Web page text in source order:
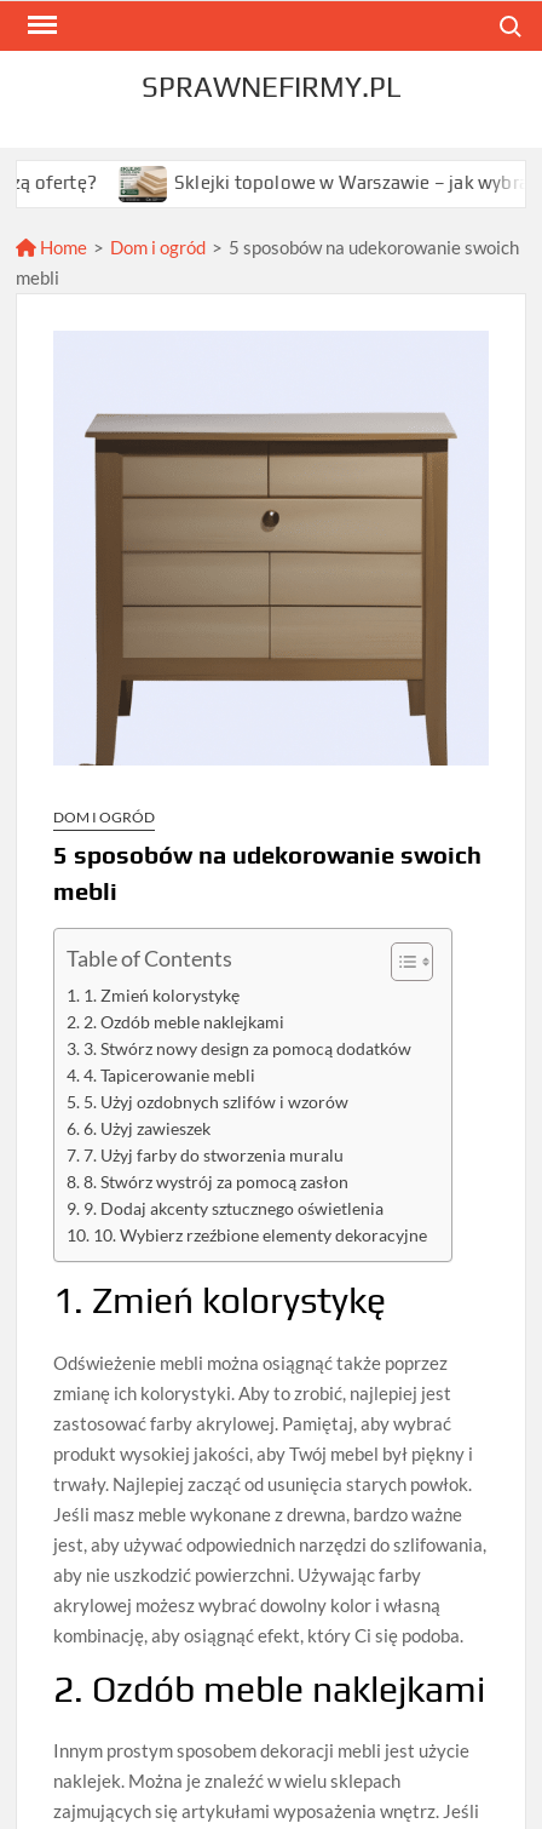
Skip
SPRAWNEFIRMY.PL
Sklejki topolowe w Warszawie – jak wybrać najlepszą
Home > Dom i ogród > 5 sposobów na udekorowanie swoich
mebli
DOM I OGRÓD
5 sposobów na udekorowanie swoich
mebli
Table of Contents
1. Zmień kolorystykę
2. Ozdób meble naklejkami
3. Stwórz nowy design za pomocą dodatków
4. Tapicerowanie mebli
5. Użyj ozdobnych szlifów i wzorów
6. Użyj zawieszek
7. Użyj farby do stworzenia muralu
8. Stwórz wystrój za pomocą zasłon
9. Dodaj akcenty sztucznego oświetlenia
10. Wybierz rzeźbione elementy dekoracyjne
1. Zmień kolorystykę
Odświeżenie mebli można osiągnąć także poprzez
zmianę ich kolorystyki. Aby to zrobić, najlepiej jest
zastosować farby akrylowej. Pamiętaj, aby wybrać
produkt wysokiej jakości, aby Twój mebel był piękny i
trwały. Najlepiej zacząć od usunięcia starych powłok.
Jeśli masz meble wykonane z drewna, bardzo ważne
jest, aby używać odpowiednich narzędzi do szlifowania,
aby nie uszkodzić powierzchni. Używając farby
akrylowej możesz wybrać dowolny kolor i własną
kombinację, aby osiągnąć efekt, który Ci się podoba.
2. Ozdób meble naklejkami
Innym prostym sposobem dekoracji mebli jest użycie
naklejek. Można je znaleźć w wielu sklepach
zajmujących się artykułami wyposażenia wnętrz. Jeśli